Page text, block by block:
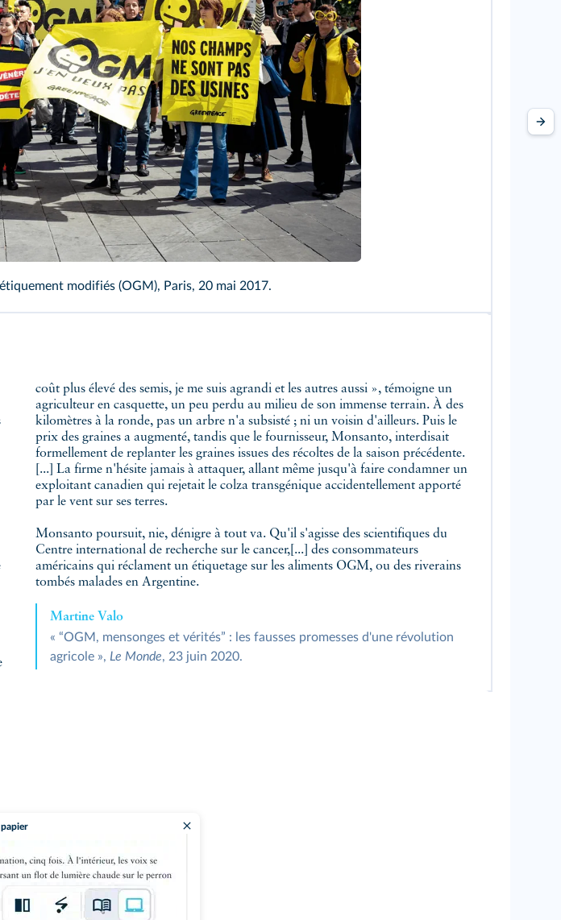
papier
modifiés (OGM), Paris, 20 mai 2017.
coût plus élevé des semis, je me suis agrandi et les autres aussi », témoigne un
agriculteur en casquette, un peu perdu au milieu de son immense terrain. À des
kilomètres à la ronde, pas un arbre n'a subsisté ; ni un voisin d'ailleurs. Puis le
prix des graines a augmenté, tandis que le fournisseur, Monsanto, interdisait
formellement de replanter les graines issues des récoltes de la saison précédente.
[...] La firme n'hésite jamais à attaquer, allant même jusqu'à faire condamner un
exploitant canadien qui rejetait le colza transgénique accidentellement apporté
par le vent sur ses terres.
Monsanto poursuit, nie, dénigre à tout va. Qu'il s'agisse des scientifiques du
Centre international de recherche sur le cancer,[...] des consommateurs
américains qui réclament un étiquetage sur les aliments OGM, ou des riverains
tombés malades en Argentine.
Martine Valo
« “OGM, mensonges et vérités” : les fausses promesses d'une révolution
agricole », Le Monde, 23 juin 2020.